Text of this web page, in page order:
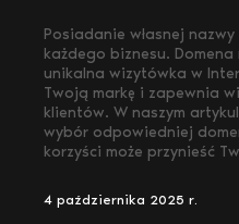
Posiadanie własnej
każdego biznesu.
unikalna wizytówka w
Twoją markę i zapewnia
klientów. W naszym
wybór odpowiedniej
korzyści może przynieść
4 października 2025 r.